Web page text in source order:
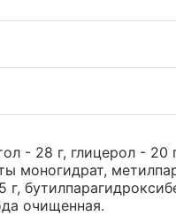
- 28 г, глицерол - 20
моногидрат,
очищенная.